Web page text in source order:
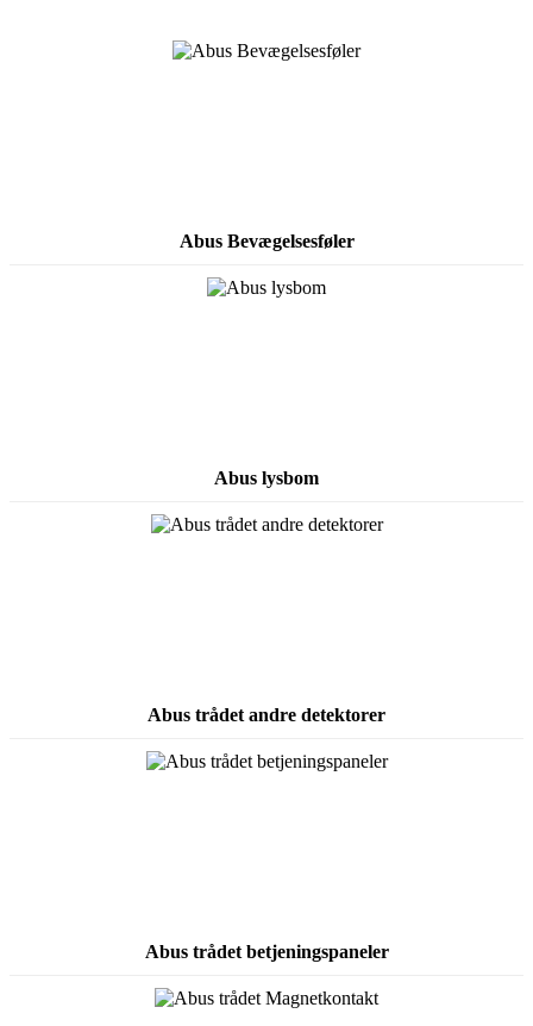
Abus Bevægelsesføler
Abus lysbom
Abus trådet andre detektorer
Abus trådet betjeningspaneler